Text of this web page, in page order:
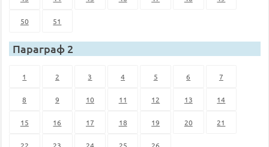
50 51
Параграф 2
1 2 3 4 5 6 7
8 9 10 11 12 13 14
15 16 17 18 19 20 21
22 23 24 25 26